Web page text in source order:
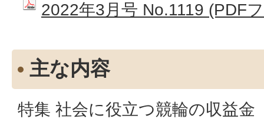
2022年3月号 No.1119 (PDF
主な内容
特集 社会に役立つ競輪の収益金